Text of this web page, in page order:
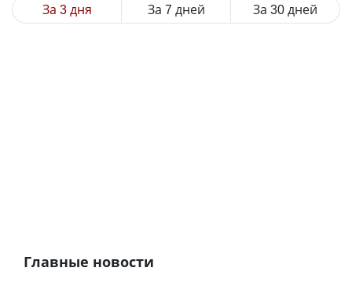
За 3 дня За 7 дней За 30 дней
Главные новости